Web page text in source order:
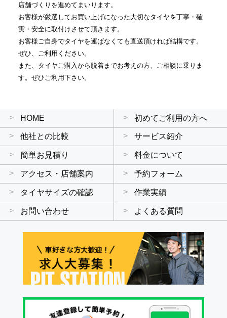
店舗づくりを進めてまいります。
お客様が厳選してお買い上げになった大切なタイヤを丁寧・確
実・安全に取付けさせて頂きます。
お客様ご自身でタイヤを運ばなくても直送頂ければ結構です。
ぜひ、ご利用ください。
また、タイヤご購入から脱着までお考えの方、ご相談に乗りま
す。ぜひご利用下さい。
HOME 初めてご利用の方へ
他社との比較 サービス紹介
簡単お見積り 料金について
アクセス・店舗案内 予約フォーム
タイヤサイズの確認 作業実績
お問い合わせ よくある質問